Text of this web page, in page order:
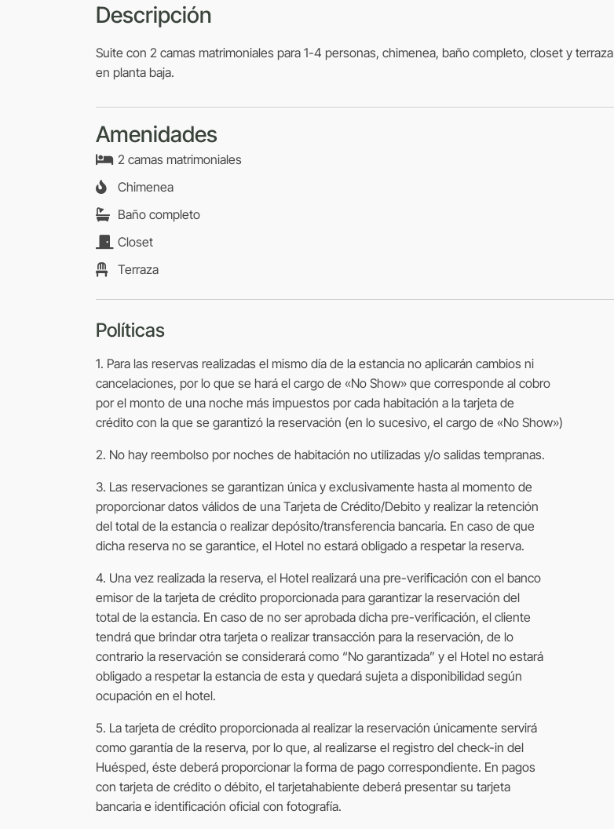
Descripción​
Suite con 2 camas matrimoniales para 1-4 personas, chimenea, baño completo, closet y terraza
en planta baja.
Amenidades
2 camas matrimoniales
Chimenea
Baño completo
Closet
Terraza
Políticas
1. Para las reservas realizadas el mismo día de la estancia no aplicarán cambios ni
cancelaciones, por lo que se hará el cargo de «No Show» que corresponde al cobro
por el monto de una noche más impuestos por cada habitación a la tarjeta de
crédito con la que se garantizó la reservación (en lo sucesivo, el cargo de «No Show»)
2. No hay reembolso por noches de habitación no utilizadas y/o salidas tempranas.
3. Las reservaciones se garantizan única y exclusivamente hasta al momento de
proporcionar datos válidos de una Tarjeta de Crédito/Debito y realizar la retención
del total de la estancia o realizar depósito/transferencia bancaria. En caso de que
dicha reserva no se garantice, el Hotel no estará obligado a respetar la reserva.
4. Una vez realizada la reserva, el Hotel realizará una pre-verificación con el banco
emisor de la tarjeta de crédito proporcionada para garantizar la reservación del
total de la estancia. En caso de no ser aprobada dicha pre-verificación, el cliente
tendrá que brindar otra tarjeta o realizar transacción para la reservación, de lo
contrario la reservación se considerará como “No garantizada” y el Hotel no estará
obligado a respetar la estancia de esta y quedará sujeta a disponibilidad según
ocupación en el hotel.
5. La tarjeta de crédito proporcionada al realizar la reservación únicamente servirá
como garantía de la reserva, por lo que, al realizarse el registro del check-in del
Huésped, éste deberá proporcionar la forma de pago correspondiente. En pagos
con tarjeta de crédito o débito, el tarjetahabiente deberá presentar su tarjeta
bancaria e identificación oficial con fotografía.